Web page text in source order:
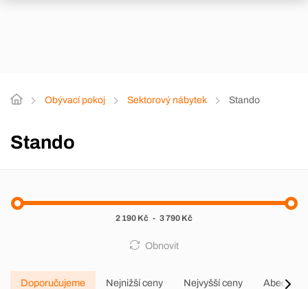
Obývací pokoj Sektorový nábytek Stando
Stando
2 190 Kč - 3 790 Kč
Obnovit
Doporučujeme Nejnižší ceny Nejvyšší ceny Abecedně